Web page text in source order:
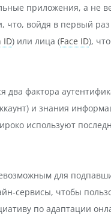
приложения, а не
что, войдя в первый
ID) или лица (Face ID),
два фактора
и знания
используют
для
сервисы, чтобы
по адаптации